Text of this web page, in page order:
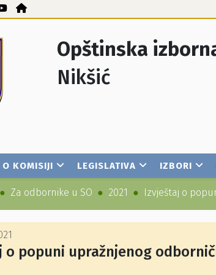
Opštinska
Nikšić
O KOMISIJI LEGISLATIVA IZBORI
Za odbornike u SO 2021 Izvještaj o
o popuni upražnjenog